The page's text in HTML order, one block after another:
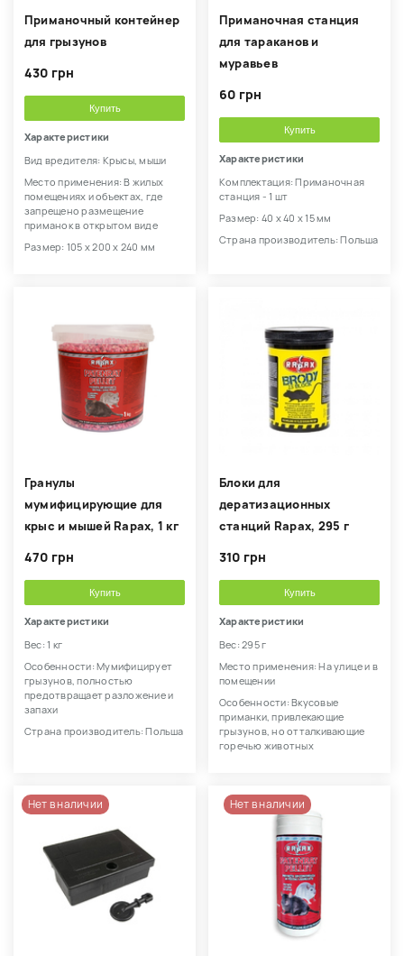
Приманочный контейнер
для грызунов
430 грн
Купить
Характеристики
Вид вредителя: Крысы, мыши
Место применения: В жилых
помещениях и объектах, где
запрещено размещение
приманок в открытом виде
Размер: 105 х 200 х 240 мм
Приманочная станция
для тараканов и
муравьев
60 грн
Купить
Характеристики
Комплектация: Приманочная
станция - 1 шт
Размер: 40 х 40 х 15 мм
Страна производитель: Польша
Гранулы
мумифицирующие для
крыс и мышей Rapax, 1 кг
470 грн
Купить
Характеристики
Вес: 1 кг
Особенности: Мумифицирует
грызунов, полностью
предотвращает разложение и
запахи
Страна производитель: Польша
Блоки для
дератизационных
станций Rapax, 295 г
310 грн
Купить
Характеристики
Вес: 295 г
Место применения: На улице и в
помещении
Особенности: Вкусовые
приманки, привлекающие
грызунов, но отталкивающие
горечью животных
Нет в наличии Нет в наличии